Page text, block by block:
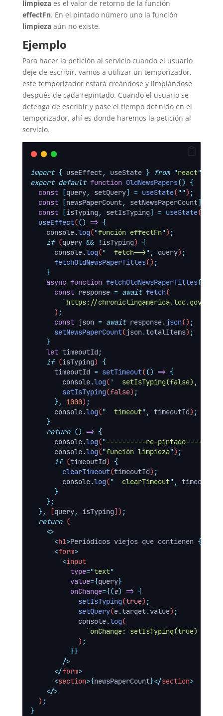
limpiezaes el valor de retorno de la función
effectFn. En el pintado número uno la función
limpiezaaún no existe.
Ejemplo
Para hacer la petición al servicio cuando el usuario
deje de escribir, vamos a utilizar un temporizador,
este temporizador estará creándose y limpiándose
después de cada repintado. Cuando el usuario se
detenga de escribir y pase el tiempo definido en el
temporizador, ahí es donde haremos la petición al
servicio.
import { useEffect, useState } from "react"
export default function OldNewsPapers()
{
const
[query, setQuery] = useState("") ;
const
[newsPaperCount, setNewsPaperCount]
const
[isTyping , setIsTyping] = useState(
useEffect(() => {
console.log("función effectFn") ;
if (query && !isTyping) {
console.log("
  fetch-->
" , query) ;
fetchOldNewsPaperTitles() ;
}
async function fetchOldNewsPaperTitles()
const response = await fetch(
` https://chroniclingamerica.loc.gov/
      )
;
const json = await response.json() ;
setNewsPaperCount(json.totalItems) ;
}
let timeoutId ;
if (isTyping) {
timeoutId = setTimeout(() => {
console.log( '
setIsTyping(false),
setIsTyping(false) ;
},
1000) ;
console.log("
  timeout
" , timeoutId) ;
}
return () => {
console.log("----------re-
console.log("función limpieza") ;
if (timeoutId) {
clearTimeout(timeoutId) ;
console.log("
  clearTimeout
" , timeoutId
}
};
},
[query, isTyping]) ;
return (
<>
<h1>Periódicos viejos que contienen {
<form>
<input
type="text"
value={query}
onChange={(e) => {
setIsTyping(true) ;
setQuery(e.target.value) ;
console.log(
` onChange: setIsTyping(true) y
            )
;
}}
        />
</form>
<section>{newsPaperCount}</section>
</>
  )
;
}